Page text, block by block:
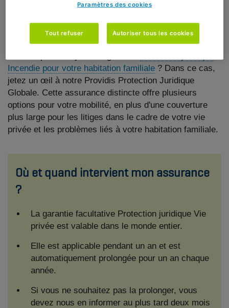
est réservée aux clients qui ont souscrit l'assurance
responsabilité Top Familiale auprès d'AG.
Incendie pour votre habitation familiale ? Dans ce cas,
jetez un œil à notre Providis Protection Juridique
Globale. Cette assurance distincte offre plusieurs
options pour votre mobilité, en plus d'une couverture
plus large pour les litiges dans le cadre de votre vie
privée et les problèmes liés à votre habitation familiale.
Où et quand intervient mon assurance
?
La garantie facultative Protection juridique Vie
privée est valable dans le monde entier.
Elle est applicable pendant un an et est
automatiquement prolongée pour un an chaque
année.
Si vous ne souhaitez pas la prolonger, vous
devez nous en informer au plus tard deux mois
Paramètres des cookies
Tout refuser Autoriser tous les cookies